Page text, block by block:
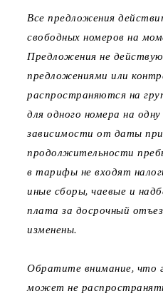
Все предложения
свободных номеров на
Предложения не
предложениями или
распространяются на
для одного номера на
зависимости от даты
продолжительности
в тарифы не входят
иные сборы, чаевые и
плата за досрочный
изменены.
Обратите внимание, что
может не